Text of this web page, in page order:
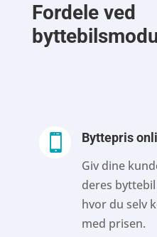
Fordele ved
 Byttepris
Giv dine
deres
hvor du selv
med prisen.